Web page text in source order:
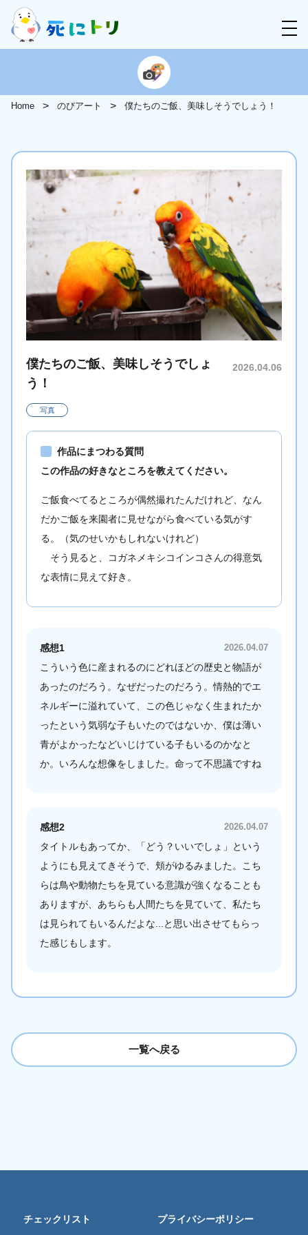
Home のびアート 僕たちのご飯、美味しそうでしょう！
僕たちのご飯、美味しそうでしょ
う！
2026.04.06
写真
作品にまつわる質問
この作品の好きなところを教えてください。
ご飯食べてるところが偶然撮れたんだけれど、なん
だかご飯を来園者に見せながら食べている気がす
る。（気のせいかもしれないけれど）
そう見ると、コガネメキシコインコさんの得意気
な表情に見えて好き。
感想1 2026.04.07
こういう色に産まれるのにどれほどの歴史と物語が
あったのだろう。なぜだったのだろう。情熱的でエ
ネルギーに溢れていて、この色じゃなく生まれたか
ったという気弱な子もいたのではないか、僕は薄い
青がよかったなどいじけている子もいるのかなと
か。いろんな想像をしました。命って不思議ですね
感想2 2026.04.07
タイトルもあってか、「どう？いいでしょ」という
ようにも見えてきそうで、頬がゆるみました。こち
らは鳥や動物たちを見ている意識が強くなることも
ありますが、あちらも人間たちを見ていて、私たち
は見られてもいるんだよな...と思い出させてもらっ
た感じもします。
一覧へ戻る
チェックリスト プライバシーポリシー